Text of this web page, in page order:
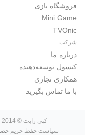
فروشگاه بازی
Mini Game
TVOnic
شرکت
درباره ما
کنسول توسعه‌دهنده
همکاری تجاری
با ما تماس بگیرید
کپی رایت © 2014-2026 APKPure کلیه حقوق محفوظ است.
سیاست حفظ حریم